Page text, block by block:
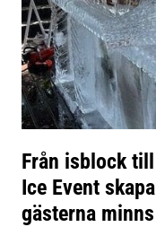
Från isblock
Ice Event
gästerna minns